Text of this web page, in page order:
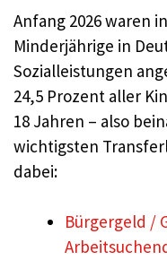
Anfang 2026 waren
Minderjährige in
Sozialleistungen
24,5 Prozent aller
18 Jahren – also
wichtigsten
dabei:
Bürgergeld /